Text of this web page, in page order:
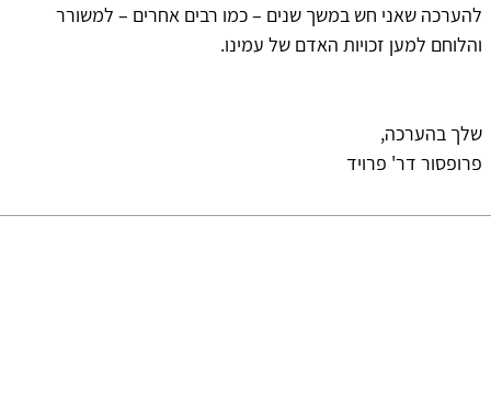
להערכה שאני חש במשך שנים – כמו רבים אחרים – למשורר
והלוחם למען זכויות האדם של עמינו.
שלך בהערכה,
פרופסור דר' פרויד